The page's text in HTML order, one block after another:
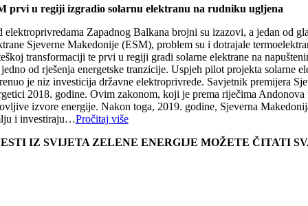
prvi u regiji izgradio solarnu elektranu na rudniku ugljena
elektroprivredama Zapadnog Balkana brojni su izazovi, a jedan od
Sjeverne Makedonije (ESM), problem su i dotrajale
transformaciji te prvi u regiji gradi solarne elektrane na
od rješenja energetske tranzicije. Uspjeh pilot projekta solarne
je niz investicija državne elektroprivrede. Savjetnik premijera
2018. godine. Ovim zakonom, koji je prema riječima
izvore energije. Nakon toga, 2019. godine, Sjeverna
i investiraju…Pročitaj više
IZ SVIJETA ZELENE ENERGIJE MOŽETE ČITATI